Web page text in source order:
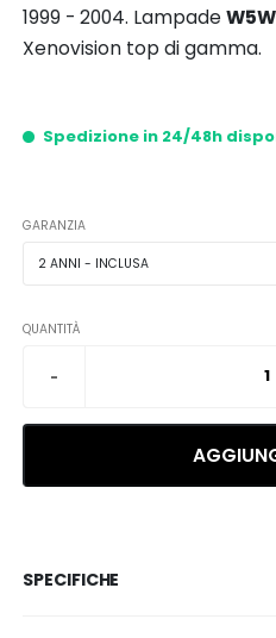
1999 - 2004. LampadeW5W
Xenovision top di gamma.
Spedizione in 24/48h
GARANZIA
QUANTITÀ
SPECIFICHE